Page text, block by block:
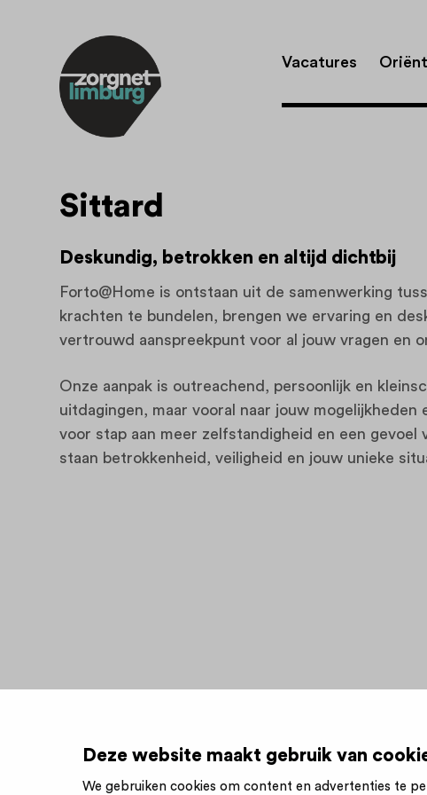
Deze website maakt gebruik van
We gebruiken cookies om content en advertenties te
Vacatures
Sittard
Deskundig, betrokken en altijd dichtbij
Forto@Home is ontstaan uit de samenwerking
krachten te bundelen, brengen we ervaring en
vertrouwd aanspreekpunt voor al jouw vragen en
Onze aanpak is outreachend, persoonlijk en
uitdagingen, maar vooral naar jouw
voor stap aan meer zelfstandigheid en een gevoel
staan betrokkenheid, veiligheid en jouw unieke